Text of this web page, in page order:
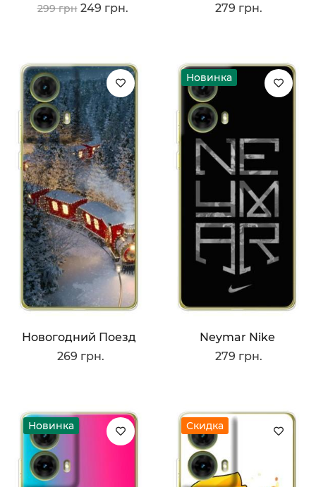
299 грн 249 грн.
279 грн.
Новогодний Поезд
269 грн.
Новинка
Neymar Nike
279 грн.
Новинка Скидка